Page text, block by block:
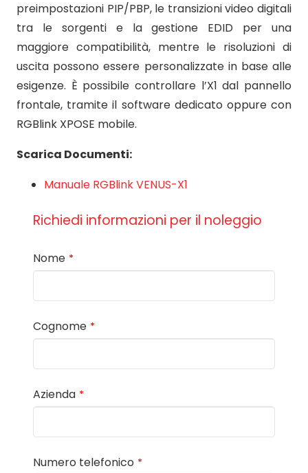
preimpostazioni PIP/PBP, le transizioni video digitali
tra le sorgenti e la gestione EDID per una
maggiore compatibilità, mentre le risoluzioni di
uscita possono essere personalizzate in base alle
esigenze. È possibile controllare l’X1 dal pannello
frontale, tramite il software dedicato oppure con
RGBlink XPOSE mobile.
Scarica Documenti:
Manuale RGBlink VENUS-X1
Richiedi informazioni per il noleggio
Nome *
Cognome *
Azienda *
Numero telefonico *